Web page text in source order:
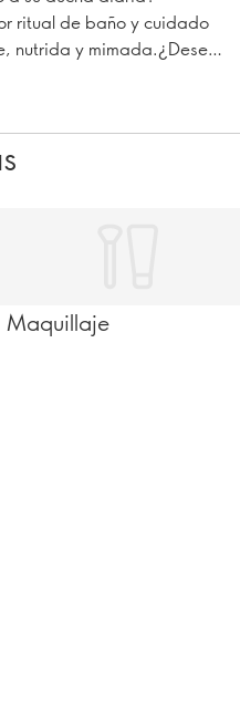
ritual de baño y cuidado
nutrida y mimada.¿Desea
ritual de baño y cuidado
nutrida y mimada.
Maquillaje